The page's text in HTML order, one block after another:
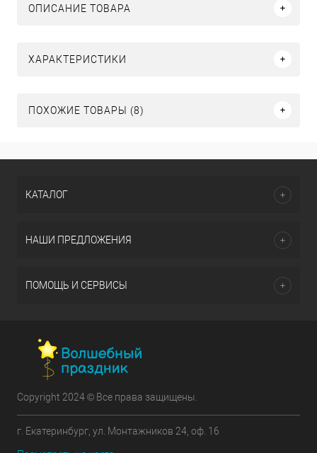
ОПИСАНИЕ ТОВАРА
ХАРАКТЕРИСТИКИ
ПОХОЖИЕ ТОВАРЫ (8)
КАТАЛОГ
НАШИ ПРЕДЛОЖЕНИЯ
ПОМОЩЬ И СЕРВИСЫ
Copyright 2024 © Все права защищены.
г. Екатеринбург, ул. Монтажников 24, оф. 16